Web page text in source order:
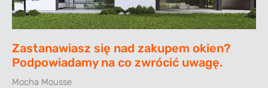
Zastanawiasz się nad zakupem okien?
Podpowiadamy na co zwrócić uwagę.
Mocha Mousse